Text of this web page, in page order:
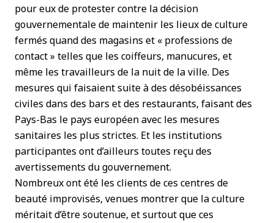
pour eux de protester contre la décision
gouvernementale de maintenir les lieux de culture
fermés quand des magasins et « professions de
contact » telles que les coiffeurs, manucures, et
même les travailleurs de la nuit de la ville. Des
mesures qui faisaient suite à des désobéissances
civiles dans des bars et des restaurants, faisant des
Pays-Bas le pays européen avec les mesures
sanitaires les plus strictes. Et les institutions
participantes ont d’ailleurs toutes reçu des
avertissements du gouvernement.
Nombreux ont été les clients de ces centres de
beauté improvisés, venues montrer que la culture
méritait d’être soutenue, et surtout que ces